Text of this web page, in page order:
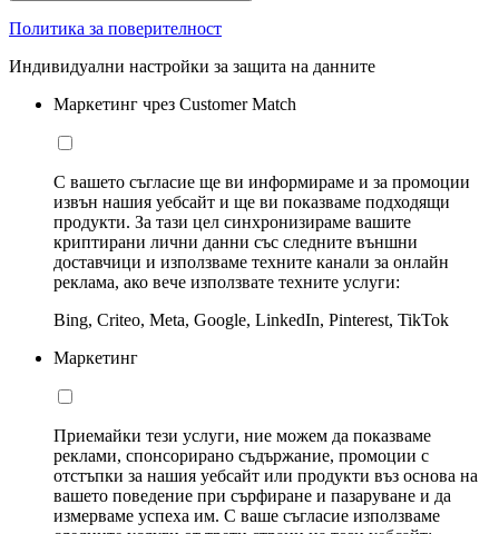
Политика за поверителност
Индивидуални настройки за защита на данните
Маркетинг чрез Customer Match
С вашето съгласие ще ви информираме и за промоции
извън нашия уебсайт и ще ви показваме подходящи
продукти. За тази цел синхронизираме вашите
криптирани лични данни със следните външни
доставчици и използваме техните канали за онлайн
реклама, ако вече използвате техните услуги:
Bing, Criteo, Meta, Google, LinkedIn, Pinterest, TikTok
Маркетинг
Приемайки тези услуги, ние можем да показваме
реклами, спонсорирано съдържание, промоции с
отстъпки за нашия уебсайт или продукти въз основа на
вашето поведение при сърфиране и пазаруване и да
измерваме успеха им. С ваше съгласие използваме